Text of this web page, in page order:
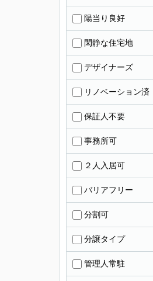
陽当り良好
閑静な住宅地
デザイナーズ
リノベーション済
保証人不要
事務所可
２人入居可
バリアフリー
分割可
分譲タイプ
管理人常駐